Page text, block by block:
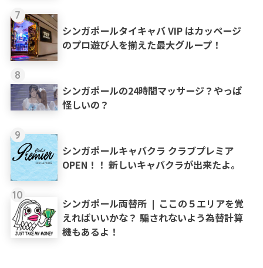
7
シンガポールタイキャバ VIP はカッページ
のプロ遊び人を揃えた最大グループ！
8
シンガポールの24時間マッサージ？やっぱ
怪しいの？
9
シンガポールキャバクラ クラブプレミア
OPEN！！ 新しいキャバクラが出来たよ。
10
シンガポール両替所 ❘ ここの５エリアを覚
えればいいかな？ 騙されないよう為替計算
機もあるよ！